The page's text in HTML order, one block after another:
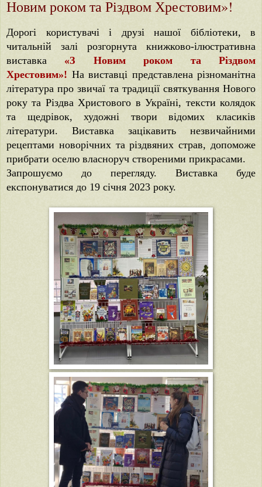
Новим роком та Різдвом Хрестовим»!
Дорогі користувачі і друзі нашої бібліотеки, в
читальній залі розгорнута книжково-ілюстративна
виставка «З Новим роком та Різдвом
Хрестовим»! На виставці представлена різноманітна
література про звичаї та традиції святкування Нового
року та Різдва Христового в Україні, тексти колядок
та щедрівок, художні твори відомих класиків
літератури. Виставка зацікавить незвичайними
рецептами новорічних та різдвяних страв, допоможе
прибрати оселю власноруч створеними прикрасами.
Запрошуємо до перегляду. Виставка буде
експонуватися до 19 січня 2023 року.